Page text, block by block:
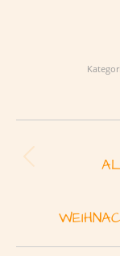
Navigation